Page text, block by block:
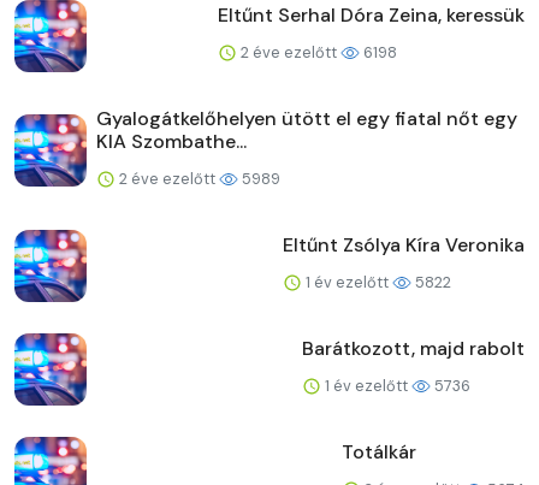
Eltűnt Serhal Dóra Zeina, keressük
2 éve ezelőtt 6198
Gyalogátkelőhelyen ütött el egy fiatal nőt egy
KIA Szombathe...
2 éve ezelőtt 5989
Eltűnt Zsólya Kíra Veronika
1 év ezelőtt 5822
Barátkozott, majd rabolt
1 év ezelőtt 5736
Totálkár